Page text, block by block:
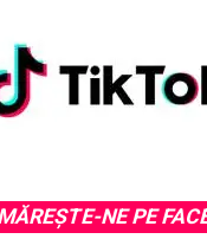
NE PE